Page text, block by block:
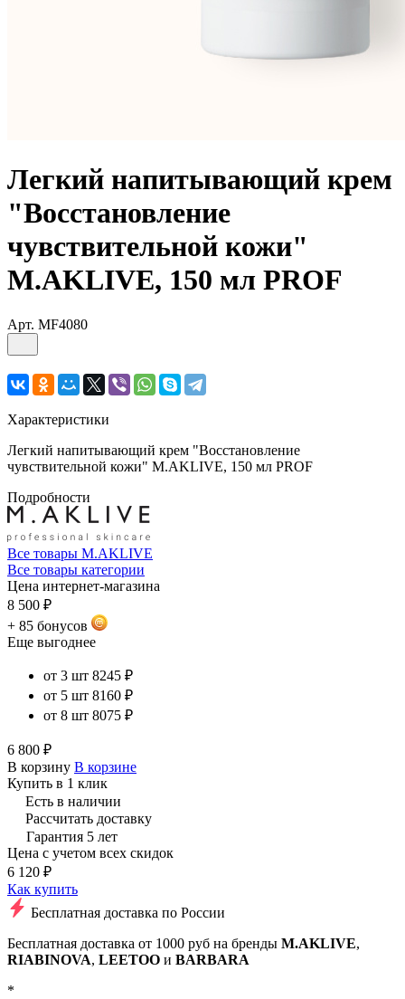
Легкий напитывающий крем
"Восстановление
чувствительной кожи"
M.AKLIVE, 150 мл PROF
Арт. MF4080
Характеристики
Легкий напитывающий крем "Восстановление
чувствительной кожи" M.AKLIVE, 150 мл PROF
Подробности
Все товары M.AKLIVE
Все товары категории
Цена интернет-магазина
8 500 ₽
+ 85 бонусов
Еще выгоднее
от 3 шт 8245 ₽
от 5 шт 8160 ₽
от 8 шт 8075 ₽
6 800 ₽
В корзину В корзине
Купить в 1 клик
Есть в наличии
Рассчитать доставку
Гарантия 5 лет
Цена с учетом всех скидок
6 120 ₽
Как купить
Бесплатная доставка по России
Бесплатная доставка от 1000 руб на бренды M.AKLIVE,
RIABINOVA, LEETOO и BARBARA
*